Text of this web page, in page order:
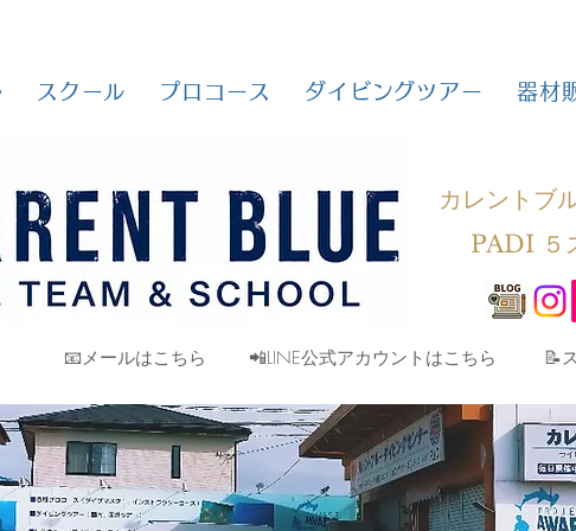
スクール プロコース ダイビングツアー 器材
カレントブ
PADI ５
📧メールはこちら 📲LINE公式アカウントはこちら ​📝